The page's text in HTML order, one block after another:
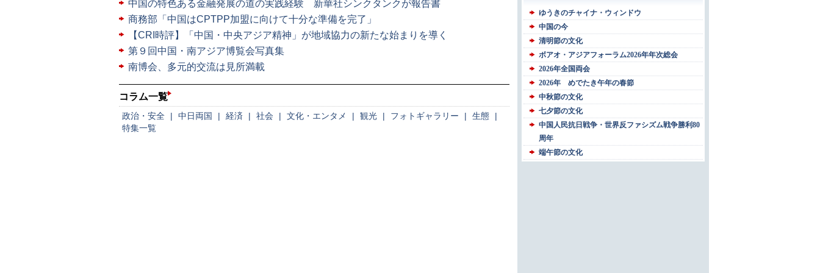
中国の特色ある金融発展の道の実践経験 新華社シンクタンクが報告書
商務部「中国はCPTPP加盟に向けて十分な準備を完了」
【CRI時評】「中国・中央アジア精神」が地域協力の新たな始まりを導く
第９回中国・南アジア博覧会写真集
南博会、多元的交流は見所満載
コラム一覧
政治・安全 | 中日両国 | 経済 | 社会 | 文化・エンタメ | 観光 | フォトギャラリー | 生態
|
特集一覧